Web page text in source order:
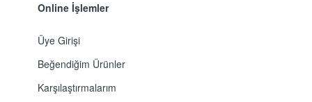
Online İşlemler
Üye Girişi
Beğendiğim Ürünler
Karşılaştırmalarım